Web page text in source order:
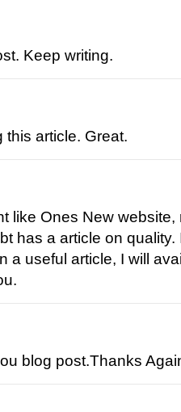
Keep writing.
this article. Great.
like Ones New
has a article on
a useful article, I will
blog post.Thanks